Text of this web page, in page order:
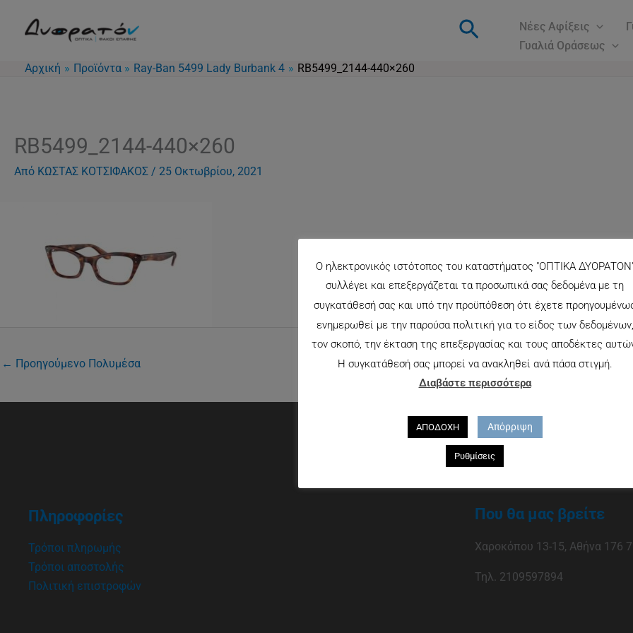
Αναζήτηση
Νέες Αφίξεις
Γυαλιά Οράσεως
Αρχική
Προϊόντα Ray-Ban 5499 Lady Burbank 4 RB5499_2144-440×260
RB5499_2144-440×260
Από ΚΩΣΤΑΣ ΚΟΤΣΙΦΑΚΟΣ / 25 Οκτωβρίου, 2021
← Προηγούμενο Πολυμέσα
Πληροφορίες
Τρόποι πληρωμής
Τρόποι αποστολής
Πολιτική επιστροφών
Που θα μας βρείτε
Χαροκόπου 13-15, Αθήνα 176
Τηλ. 2109597894
Ο ηλεκτρονικός ιστότοπος του καταστήματος "ΟΠΤΙΚΑ
συλλέγει και επεξεργάζεται τα προσωπικά σας δεδομένα με τη
συγκατάθεσή σας και υπό την προϋπόθεση ότι έχετε
ενημερωθεί με την παρούσα πολιτική για το είδος των δεδομένων,
τον σκοπό, την έκταση της επεξεργασίας και τους αποδέκτες
Η συγκατάθεσή σας μπορεί να ανακληθεί ανά πάσα στιγμή.
Διαβάστε περισσότερα
ΑΠΟΔΟΧΗ Απόρριψη
Ρυθμίσεις